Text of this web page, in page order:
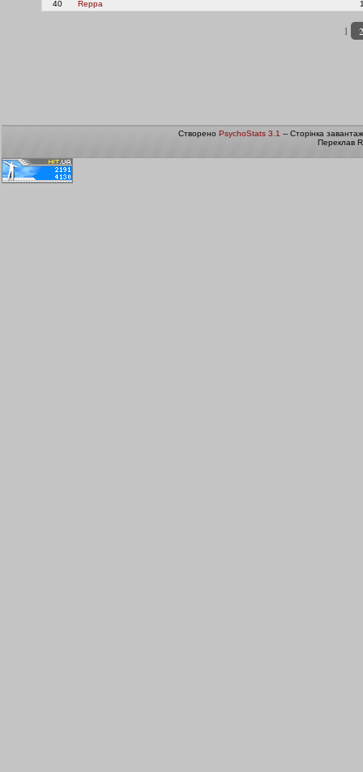
Створено PsychoStats 3.1 -- Сторінка
Переклав